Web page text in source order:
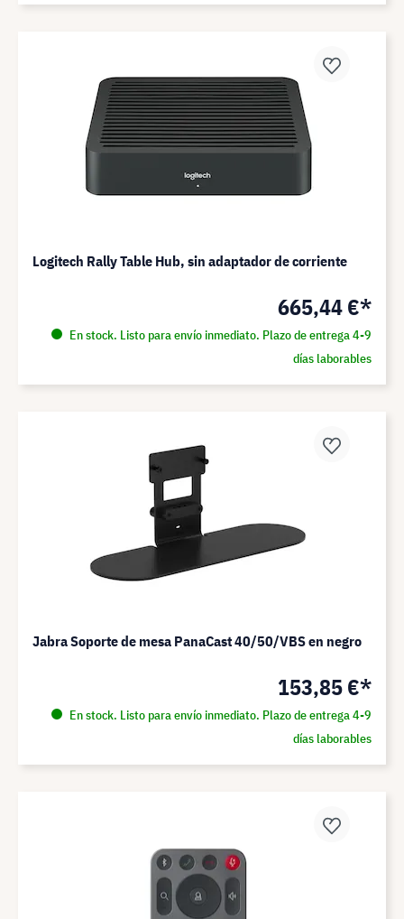
Logitech Rally Table Hub, sin adaptador de corriente
665,44 €*
En stock. Listo para envío inmediato. Plazo de entrega 4-9
días laborables
Jabra Soporte de mesa PanaCast 40/50/VBS en negro
153,85 €*
En stock. Listo para envío inmediato. Plazo de entrega 4-9
días laborables